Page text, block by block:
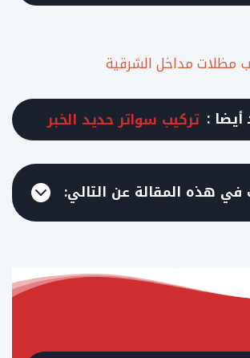
مظلات مداخل الشرقية
: تركيب سواتر حديد الخبر
هذه المقالة عن التالي: